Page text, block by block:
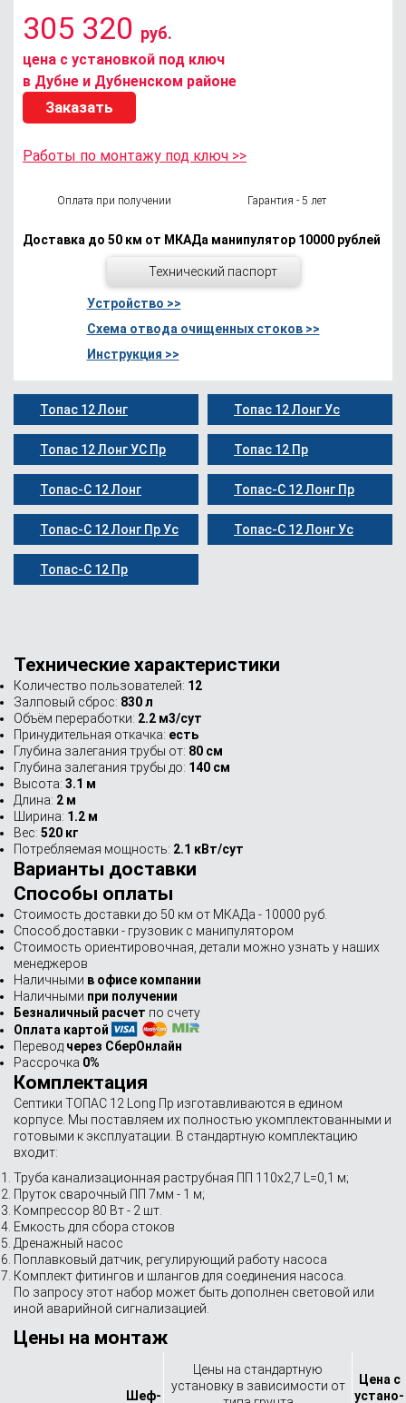
305 320 руб.
цена с установкой под ключ
в Дубне и Дубненском районе
Заказать
Работы по монтажу под ключ >>
Оплата при получении Гарантия - 5 лет
Доставка до 50 км от МКАДа манипулятор 10000 рублей
Технический паспорт
Устройство >>
Схема отвода очищенных стоков >>
Инструкция >>
Топас 12 Лонг Топас 12 Лонг Ус
Топас 12 Лонг УС Пр Топас 12 Пр
Топас-С 12 Лонг Топас-С 12 Лонг Пр
Топас-С 12 Лонг Пр Ус Топас-С 12 Лонг Ус
Топас-С 12 Пр
Технические характеристики
Количество пользователей: 12
Залповый сброс: 830 л
Объём переработки: 2.2 м3/сут
Принудительная откачка: есть
Глубина залегания трубы от: 80 см
Глубина залегания трубы до: 140 см
Высота: 3.1 м
Длина: 2 м
Ширина: 1.2 м
Вес: 520 кг
Потребляемая мощность: 2.1 кВт/сут
Варианты доставки
Способы оплаты
Стоимость доставки до 50 км от МКАДа - 10000 руб.
Способ доставки - грузовик с манипулятором
Стоимость ориентировочная, детали можно узнать у наших
менеджеров
Наличными в офисе компании
Наличными при получении
Безналичный расчет по счету
Оплата картой
Перевод через СберОнлайн
Рассрочка 0%
Комплектация
Септики ТОПАС 12 Long Пр изготавливаются в едином
корпусе. Мы поставляем их полностью укомплектованными и
готовыми к эксплуатации. В стандартную комплектацию
входит:
Труба канализационная раструбная ПП 110х2,7 L=0,1 м;
Пруток сварочный ПП 7мм - 1 м;
Компрессор 80 Вт - 2 шт.
Емкость для сбора стоков
Дренажный насос
Поплавковый датчик, регулирующий работу насоса
Комплект фитингов и шлангов для соединения насоса.
По запросу этот набор может быть дополнен световой или
иной аварийной сигнализацией.
Цены на монтаж
Шеф-
Цены на стандартную
установку в зависимости от
Цена с
устано­